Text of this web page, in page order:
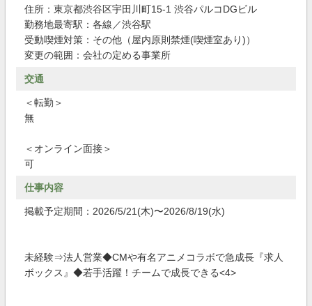
住所：東京都渋谷区宇田川町15-1 渋谷パルコDGビル
勤務地最寄駅：各線／渋谷駅
受動喫煙対策：その他（屋内原則禁煙(喫煙室あり)）
変更の範囲：会社の定める事業所
交通
＜転勤＞
無
＜オンライン面接＞
可
仕事内容
掲載予定期間：2026/5/21(木)〜2026/8/19(水)
未経験⇒法人営業◆CMや有名アニメコラボで急成長『求人
ボックス』◆若手活躍！チームで成長できる<4>